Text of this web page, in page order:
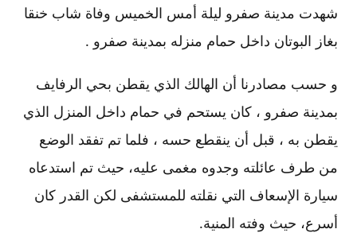
شهدت مدينة صفرو ليلة أمس الخميس وفاة شاب خنقا
بغاز البوتان داخل حمام منزله بمدينة صفرو .
و حسب مصادرنا أن الهالك الذي يقطن بحي الرفايف
بمدينة صفرو ، كان يستحم في حمام داخل المنزل الذي
يقطن به ، قبل أن ينقطع حسه ، فلما تم تفقد الوضع
من طرف عائلته وجدوه مغمى عليه، حيث تم استدعاه
سيارة الإسعاف التي نقلته للمستشفى لكن القدر كان
أسرع، حيث وفته المنية.